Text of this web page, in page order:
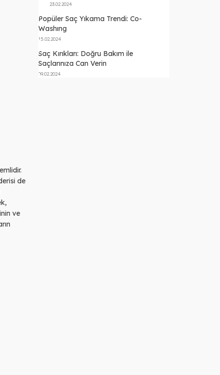
de
ve
23.02.2024
Popüler Saç Yıkama Trendi: Co-
Washıng
15.02.2024
Saç Kırıkları: Doğru Bakım ile
Saçlarınıza Can Verin
09.02.2024